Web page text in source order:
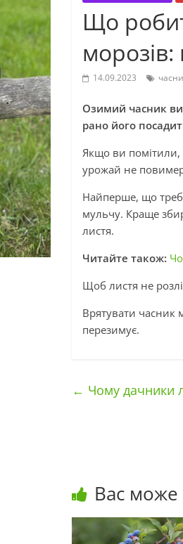
Що
14.09.2023
Озимий часник
рано його
Якщо ви помітили,
урожай не
Найперше, що
мульчу. Краще
листя.
Читайте також:
Щоб листя не
Врятувати часник
перезимує.
← Чому дачники
Вас може